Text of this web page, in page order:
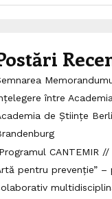
între
de Științe
Programul CANTEMIR //
pentru prevenție” –